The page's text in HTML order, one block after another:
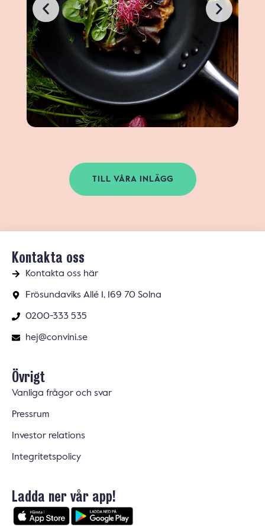
TILL VÅRA INLÄGG
Kontakta oss
Kontakta oss här
Frösundaviks Allé 1, 169 70 Solna
0200-333 535
hej@convini.se
Övrigt
Vanliga frågor och svar
Pressrum
Investor relations
Integritetspolicy
Ladda ner vår app!